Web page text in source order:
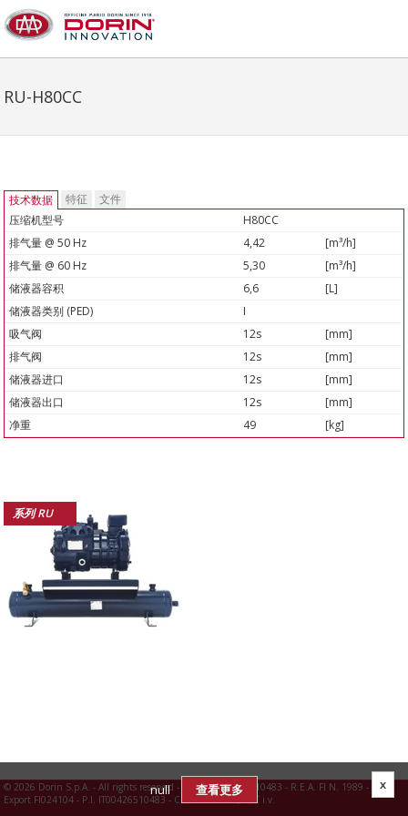
RU-H80CC
技术数据 特征
文件
压缩机型号
H80CC
排气量 @ 50 Hz
4,42
[m³/h]
排气量 @ 60 Hz
5,30
[m³/h]
储液器容积
6,6
[L]
储液器类别 (PED)
I
吸气阀
12s
[mm]
排气阀
12s
[mm]
储液器进口
12s
[mm]
储液器出口
12s
[mm]
净重
49 [kg]
系列 RU
©2026 Dorin S.p.A. - All rights reserved - R.I. FI N. 00426510483 - R.E.A. FI N. 1989 -
Export FI024104 - P.I. IT00426510483 - C.S. 3.960.000,00 € i.v.
null 查看更多 x